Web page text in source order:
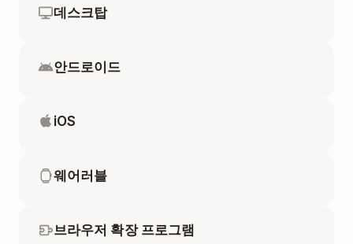
데스크탑
안드로이드
iOS
웨어러블
브라우저 확장 프로그램